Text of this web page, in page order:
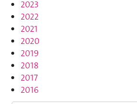
2023
2022
2021
2020
2019
2018
2017
2016